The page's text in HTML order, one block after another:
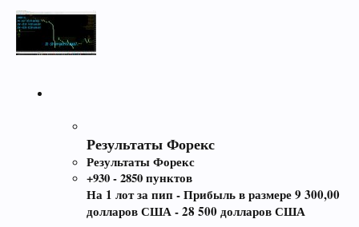
Результаты Форекс
Результаты Форекс
+930 - 2850 пунктов
На 1 лот за пип - Прибыль в размере 9 300,00
долларов США - 28 500 долларов США